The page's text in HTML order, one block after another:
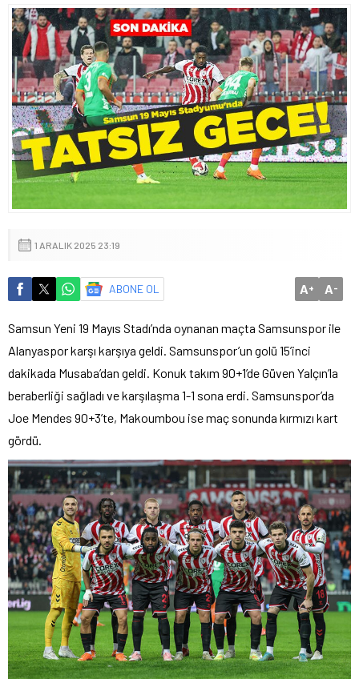
1 ARALIK 2025 23:19
ABONE OL A+ A-
Samsun Yeni 19 Mayıs Stadı’nda oynanan maçta Samsunspor ile
Alanyaspor karşı karşıya geldi. Samsunspor’un golü 15’inci
dakikada Musaba’dan geldi. Konuk takım 90+1’de Güven Yalçın’la
beraberliği sağladı ve karşılaşma 1-1 sona erdi. Samsunspor’da
Joe Mendes 90+3’te, Makoumbou ise maç sonunda kırmızı kart
gördü.